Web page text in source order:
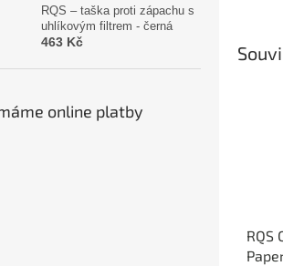
RQS – taška proti zápachu s
uhlíkovým filtrem - černá
463 Kč
online platby
RQS